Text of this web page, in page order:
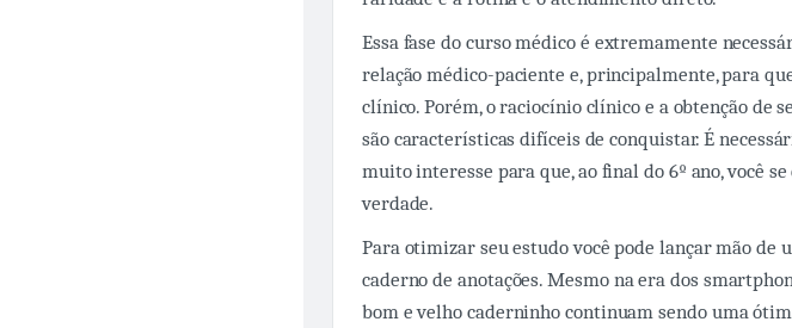
Essa fase do curso médico é extremamente
relação médico-paciente e, principalmente, para
clínico. Porém, o raciocínio clínico e a obtenção de
são características difíceis de conquistar. É
muito interesse para que, ao final do 6º ano, você
verdade.
Para otimizar seu estudo você pode lançar mão de
caderno de anotações. Mesmo na era dos
bom e velho caderninho continuam sendo uma